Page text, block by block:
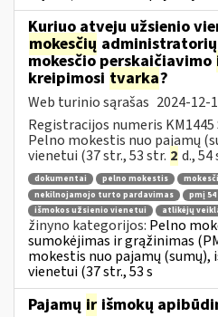
Kuriuo atveju užsienio
mokesčių
mokesčio perskaičiavimo
kreipimosi tvarka?
Web turinio sąrašas 2024-12-
Registracijos numeris
Pelno mokestis nuo pajamų
vienetui (37 str., 53 str. 2 d.,
dokumentai pelno mokestis
nekilnojamojo turto pardavimas
pmį
išmokos užsienio vienetui
atlikėjų
žinyno kategorijos: Pelno
sumokėjimas ir grąžinimas
mokestis nuo pajamų (sumų),
vienetui (37 str., 53 s
Pajamų ir išmokų